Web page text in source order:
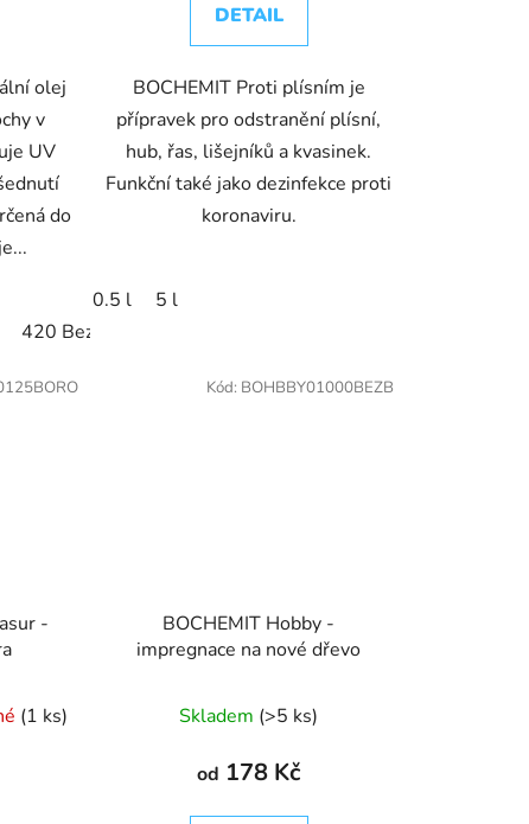
010 Thermo dřevo
olej
v
UV
do
420 Bezbarvý
DETAIL
BOCHEMIT Proti plísním je
přípravek pro odstranění plísní,
hub, řas, lišejníků a kvasinek.
Funkční také jako dezinfekce proti
koronaviru.
0.5 l 5 l
-
(1 ks)
BOCHEMIT Hobby -
impregnace na nové dřevo
Skladem (>5 ks)
od 178 Kč
Kód: BOHBBY01000BEZB